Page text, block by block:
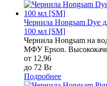
Чернила Hongsam Dye
100 мл [SM]
Чернила Hongsam на
МФУ Epson.
от 12,96
до 72 Br
Подробнее